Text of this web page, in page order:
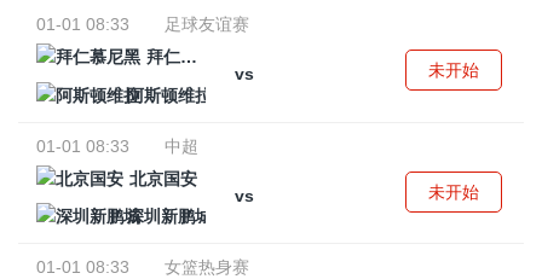
01-01 08:33
足球友谊赛
拜仁慕尼黑
vs
阿斯顿维拉
未开始
01-01 08:33
中超
北京国安
vs
深圳新鹏城
未开始
01-01 08:33
女篮热身赛